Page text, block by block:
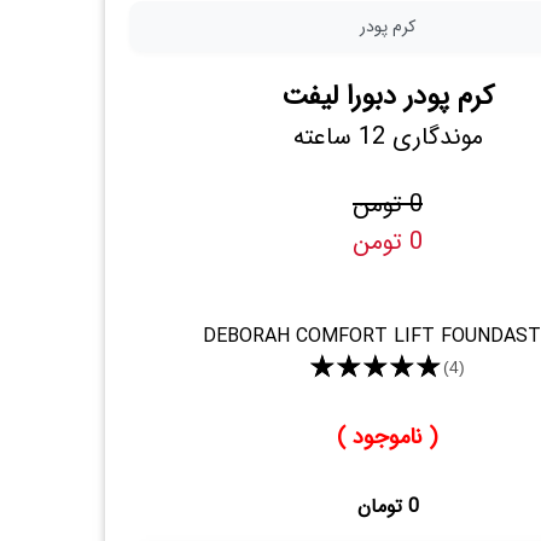
کرم پودر
کرم پودر دبورا لیفت
موندگاری 12 ساعته
0 تومن
0 تومن
DEBORAH COMFORT LIFT
★★★★★(4)
( ناموجود )
0 تومان